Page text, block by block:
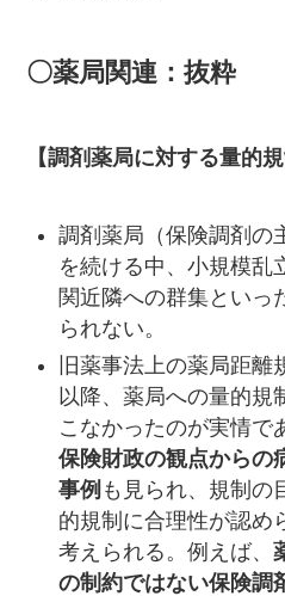
〇薬局関連：抜粋
【調剤薬局に対する量的規
調剤薬局（保険調剤の
を続ける中、小規模乱
関近隣への群集といっ
られない。
旧薬事法上の薬局距
以降、薬局への量的規
こなかったのが実情で
保険財政の観点からの
事例 も見られ、規制の
的規制に合理性が認め
考えられる。例えば、
の制約ではない保険調